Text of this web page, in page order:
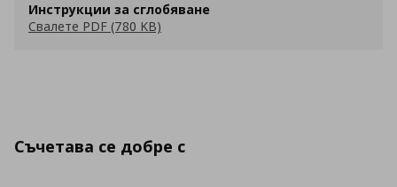
Инструкции за сглобяване
Свалете PDF (780 KB)
Съчетава се добре с